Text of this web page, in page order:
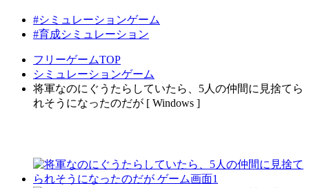
#シミュレーションゲーム
#育成シミュレーション
フリーゲームTOP
シミュレーションゲーム
将軍なのにぐうたらしていたら、5人の仲間に見捨てら
れそうになったのだが [ Windows ]